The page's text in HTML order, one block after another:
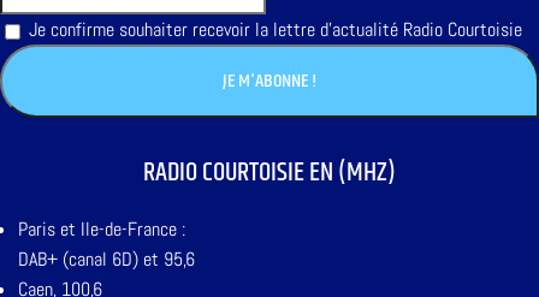
Je confirme souhaiter recevoir la lettre d'actualité Radio Courtoisie
RADIO COURTOISIE EN (MHZ)
Paris et Ile-de-France :
DAB+ (canal 6D) et 95,6
Caen, 100,6